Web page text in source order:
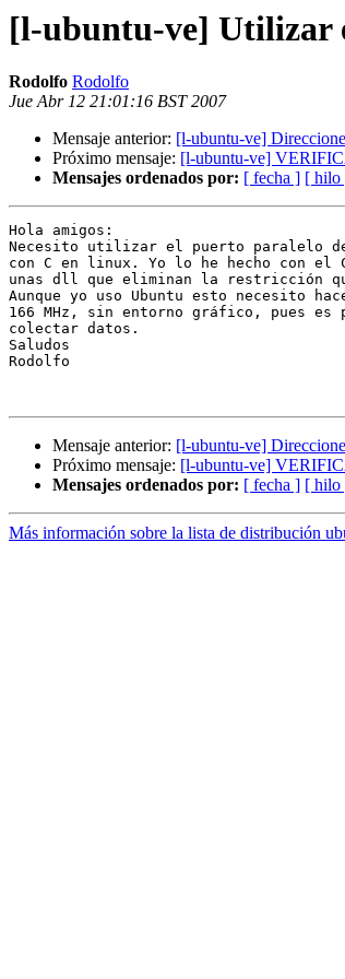
[l-ubuntu-ve] Utilizar
Rodolfo Rodolfo
Jue Abr 12 21:01:16 BST 2007
Mensaje anterior: [l-ubuntu-ve]
Próximo mensaje: [l-ubuntu-ve]
Mensajes ordenados por: [ fecha ] [ hilo
Hola amigos:
Necesito utilizar el puerto paralelo de
con C en linux. Yo lo he hecho con el
unas dll que eliminan la restricción
Aunque yo uso Ubuntu esto necesito
166 MHz, sin entorno gráfico, pues
colectar datos.
Saludos
Rodolfo
Mensaje anterior: [l-ubuntu-ve]
Próximo mensaje: [l-ubuntu-ve]
Mensajes ordenados por: [ fecha ] [ hilo
Más información sobre la lista de distribución